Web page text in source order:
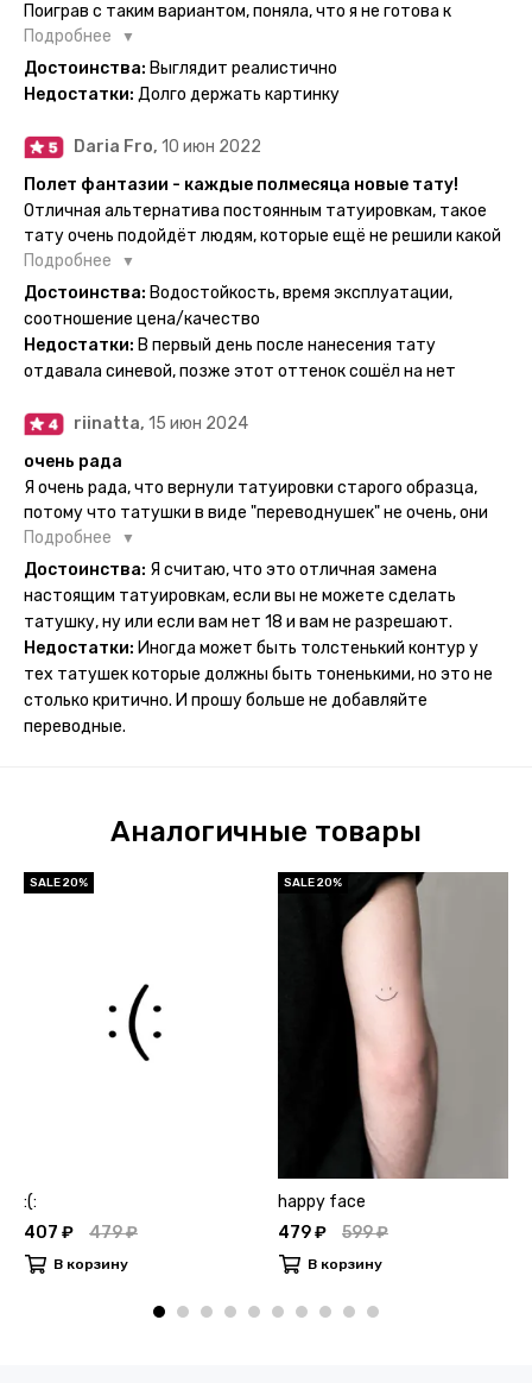
Поиграв с таким вариантом, поняла, что я не готова к
постоянной тату. Поэтому благодарю, что есть такая
возможность. Муж смог сделать тату в нескольких местах
одной картинкой).
Подробнее
Достоинства: Выглядит реалистично
Недостатки: Долго держать картинку
Daria Fro, 10 июн 2022
Полет фантазии - каждые полмесяца новые тату!
Отличная альтернатива постоянным татуировкам, такое
тату очень подойдёт людям, которые ещё не решили какой
эскиз им подойдёт на всю жизнь - продукт еверинк
держится на теле до 2 недель - после нанесения не нужно
бояться мочить такие тату, вода их так просто не смоет. К
рисункам прикладывается инструкция, но я предпочла
другой способ нанесения - оставила наклейку на теле на
ночь, чтобы точно перестраховаться - на утро эффект
сразу же проявился. На неподвижных частях тела тату
носится дольше, поэтому нужно обдуманно выбирать куда
её стоит наносить. Когда рисунок начнёт стираться -
водой спокойно можно убрать оставшийся контур.
Подробнее
Достоинства: Водостойкость, время эксплуатации,
соотношение цена/качество
Недостатки: В первый день после нанесения тату
отдавала синевой, позже этот оттенок сошёл на нет
riinatta, 15 июн 2024
очень рада
Я очень рада, что вернули татуировки старого образца,
потому что татушки в виде "переводнушек" не очень, они
просто не "усиживались", не те темнели, а после душа
вообще слазили, вот недавно сделала фризби дог и он
через сутки проявился и все ещё держится!! ну а 4 звезды
потому что у меня ещё очень много переводных
татуировок(
Подробнее
Достоинства: Я считаю, что это отличная замена
настоящим татуировкам, если вы не можете сделать
татушку, ну или если вам нет 18 и вам не разрешают.
Недостатки: Иногда может быть толстенький контур у
тех татушек которые должны быть тоненькими, но это не
столько критично. И прошу больше не добавляйте
переводные.
Аналогичные товары
SALE 20%
:(:
407 ₽
479 ₽
В корзину
SALE 20%
happy face
479 ₽
599 ₽
В корзину